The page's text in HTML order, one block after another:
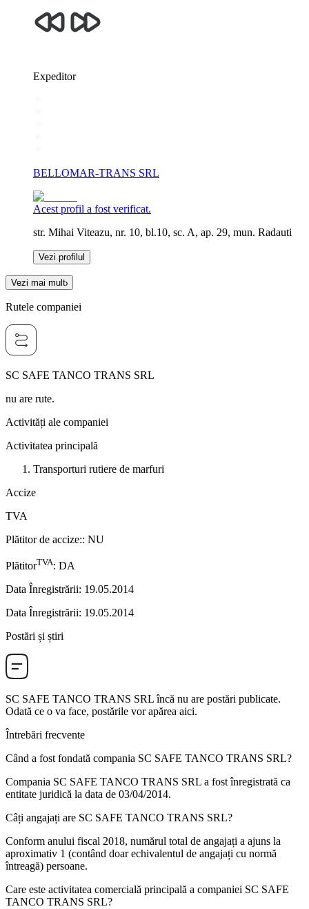
Expeditor
BELLOMAR-TRANS SRL
Acest profil a fost verificat.
str. Mihai Viteazu, nr. 10, bl.10, sc. A, ap. 29, mun. Radauti
Vezi profilul
Vezi mai mult
Rutele companiei
SC SAFE TANCO TRANS SRL
nu are rute.
Activități ale companiei
Activitatea principală
Transporturi rutiere de marfuri
Accize
TVA
Plătitor de accize:: NU
PlătitorTVA: DA
Data Înregistrării: 19.05.2014
Data Înregistrării: 19.05.2014
Postări și știri
SC SAFE TANCO TRANS SRLîncă nu are postări publicate.
Odată ce o va face, postările vor apărea aici.
Întrebări frecvente
Când a fost fondată compania SC SAFE TANCO TRANS SRL?
Compania SC SAFE TANCO TRANS SRL a fost înregistrată ca
entitate juridică la data de 03/04/2014.
Câți angajați are SC SAFE TANCO TRANS SRL?
Conform anului fiscal 2018, numărul total de angajați a ajuns la
aproximativ 1 (contând doar echivalentul de angajați cu normă
întreagă) persoane.
Care este activitatea comercială principală a companiei SC SAFE
TANCO TRANS SRL?